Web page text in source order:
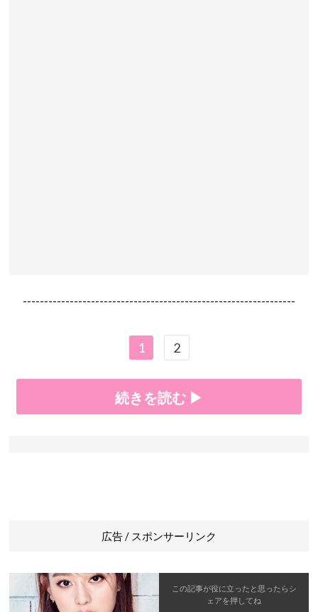
----------------------------------------------------------------
1 2
続きを読む ▶
広告 / スポンサーリンク
この記事が役に立ったと思ったらシ
ェアを押してね